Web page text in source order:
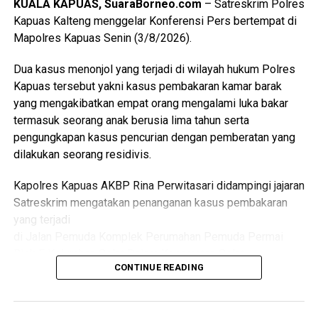
dari pemerintah daerah pemerintah kecamatan pemerintah
desa tenaga kesehatan kader Posyandu hingga
“Oleh karena itu sinergi lintas sektor menjadi kunci agar
berbagai persoalan kesehatan dan sosial dapat dideteksi
sejak dini serta ditangani secara cepat dan tepat, ” katanya.
Lebih lanjut ia mengatakan melalui kegiatan tersebut Tim
Pembina Posyandu Kabupaten Kapuas juga memperkuat
koordinasi.
“Dalam hal ini dengan pemerintah kecamatan pemerintah
kelompok rentan dapat dilakukan secara
berkesinambungan,” ujarnya.
KUALA KAPUAS, SuaraBorneo.com – Satreskrim Polres
Kapuas Kalteng menggelar Konferensi Pers bertempat di
Mapolres Kapuas Senin (3/8/2026).
Dua kasus menonjol yang terjadi di wilayah hukum Polres
Kapuas tersebut yakni kasus pembakaran kamar barak
yang mengakibatkan empat orang mengalami luka bakar
termasuk seorang anak berusia lima tahun serta
pengungkapan kasus pencurian dengan pemberatan yang
dilakukan seorang residivis.
Kapolres Kapuas AKBP Rina Perwitasari didampingi jajaran
Satreskrim mengatakan penanganan kasus pembakaran
yang terjadi
Blok F Kelurahan Selat Dalam Kecamatan Selat.
setelah diduga sengaja membakar kamar barak tempat
CONTINUE READING